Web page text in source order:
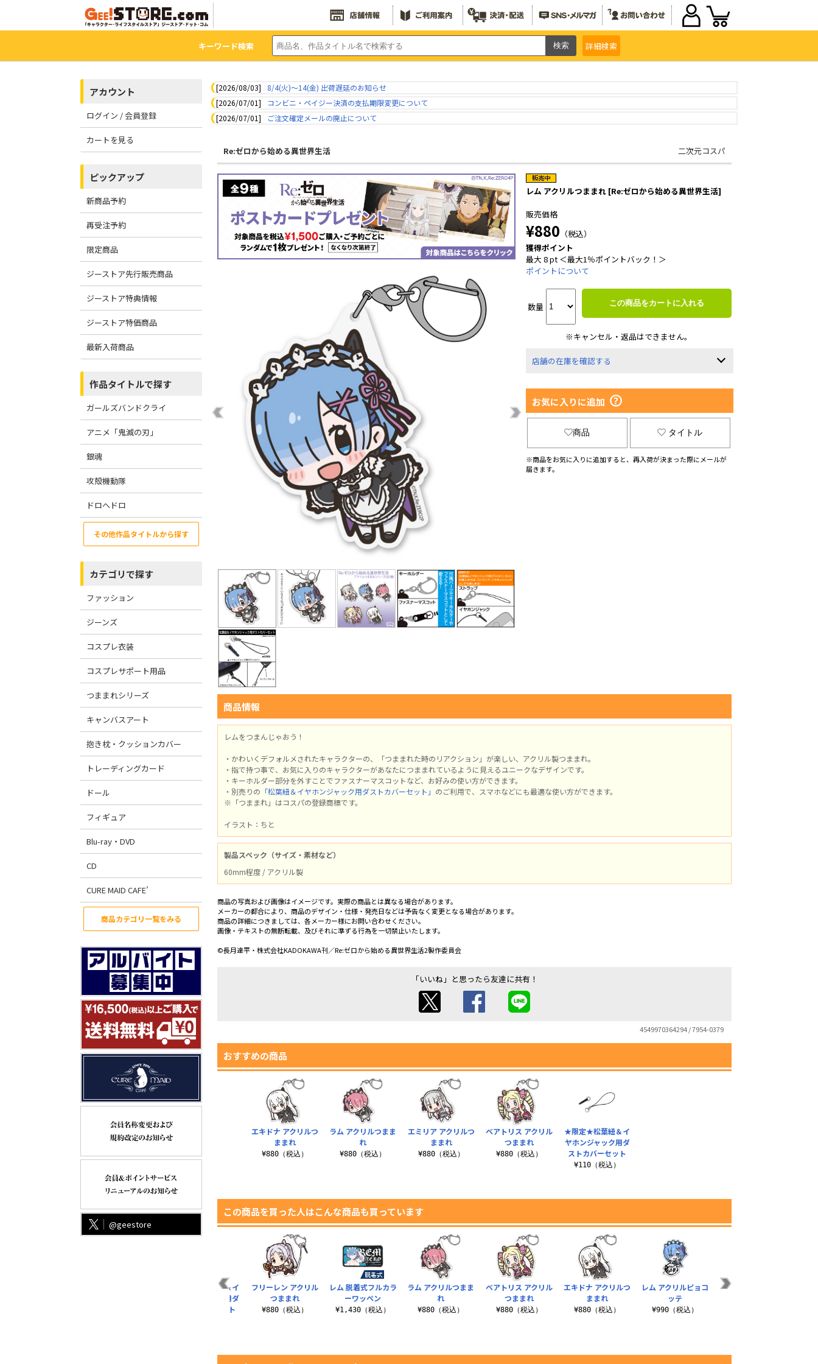
キーワード検索 詳細検索
アカウント
ログイン / 会員登録
カートを見る
ピックアップ
新商品予約
再受注予約
限定商品
ジーストア先行販売商品
ジーストア特典情報
ジーストア特価商品
最新入荷商品
作品タイトルで探す
ガールズバンドクライ
アニメ「鬼滅の刃」
銀魂
攻殻機動隊
ドロヘドロ
その他作品タイトルから探す
カテゴリで探す
ファッション
ジーンズ
コスプレ衣装
コスプレサポート用品
つままれシリーズ
キャンバスアート
抱き枕・クッションカバー
トレーディングカード
ドール
フィギュア
Blu-ray・DVD
CD
CURE MAID CAFE’
商品カテゴリ一覧をみる
@geestore
[2026/08/03]
8/4(火)～14(金) 出荷遅延のお知らせ
[2026/07/01]
コンビニ・ペイジー決済の支払期限変更について
[2026/07/01]
ご注文確定メールの廃止について
Re:ゼロから始める異世界生活 二次元コスパ
レム アクリルつままれ [Re:ゼロから始める異世界生活]
販売価格
¥880 （税込）
獲得ポイント
最大 8 pt ＜最大1％ポイントバック！＞
ポイントについて
数量 この商品をカートに入れる
※キャンセル・返品はできません。
店舗の在庫を確認する
お気に入りに追加
商品 タイトル
※商品をお気に入りに追加すると、再入荷が決まった際にメールが
届きます。
商品情報
レムをつまんじゃおう！
・かわいくデフォルメされたキャラクターの、「つままれた時のリアクション」が楽しい、アクリル製つままれ。
・指で持つ事で、お気に入りのキャラクターがあなたにつままれているように見えるユニークなデザインです。
・キーホルダー部分を外すことでファスナーマスコットなど、お好みの使い方ができます。
・別売りの 「松葉紐＆イヤホンジャック用ダストカバーセット」 のご利用で、スマホなどにも最適な使い方ができます。
※「つままれ」はコスパの登録商標です。
イラスト：ちと
製品スペック（サイズ・素材など）
60mm程度 / アクリル製
商品の写真および画像はイメージです。実際の商品とは異なる場合があります。
メーカーの都合により、商品のデザイン・仕様・発売日などは予告なく変更となる場合があります。
商品の詳細につきましては、各メーカー様にお問い合わせください。
画像・テキストの無断転載、及びそれに準ずる行為を一切禁止いたします。
©長月達平・株式会社KADOKAWA刊／Re:ゼロから始める異世界生活2製作委員会
「いいね」と思ったら友達に共有！
4549970364294 / 7954-0379
おすすめの商品
エミリア アクリルつ
ままれ
¥880（税込）
ベアトリス アクリル
つままれ
¥880（税込）
★限定★松葉紐＆イ
ヤホンジャック用ダ
ストカバーセット
¥110（税込）
エキドナ アクリルつ
ままれ
¥880（税込）
ラム アクリルつまま
れ
¥880（税込）
この商品を買った人はこんな商品も買っています
ラム アクリルつまま
れ
¥880（税込）
ベアトリス アクリル
つままれ
¥880（税込）
エキドナ アクリルつ
ままれ
¥880（税込）
レム アクリルピョコ
ッテ
¥990（税込）
エミリア アクリルつ
★限定★松葉紐＆イ
ヤホンジャック用ダ
ストカバーセット
フリーレン アクリル
つままれ
¥880（税込）
レム 脱着式フルカラ
ーワッペン
¥1,430（税込）